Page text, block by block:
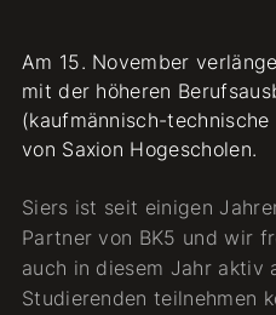
Am 15. November
mit der höheren
(kaufmännisch-
von Saxion Hogescholen.
Siers ist seit einigen
Partner von BK5 und wir
auch in diesem Jahr aktiv
Studierenden teilnehmen